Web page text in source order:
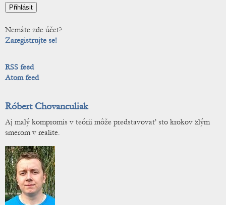
Nemáte zde účet?
Zaregistrujte se!
RSS feed
Atom feed
Róbert Chovanculiak
Aj malý kompromis v teórii môže predstavovať sto krokov zlým
smerom v realite.